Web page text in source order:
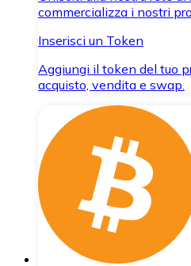
commercializza i nostri
Inserisci un Token
Aggiungi il token del tuo
acquisto, vendita e swap.